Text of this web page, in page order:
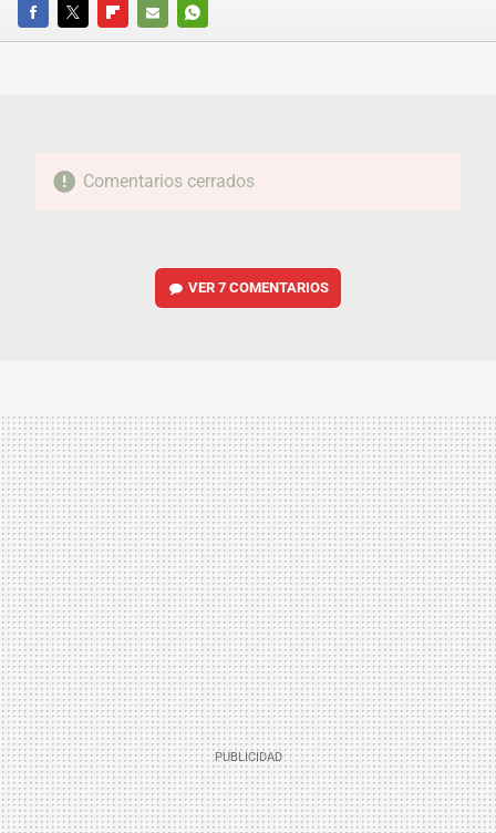
FACEBOOKTWITTERFLIPBOARD
E-
WHATSAPP
Comentarios cerrados
VER7 COMENTARIOS